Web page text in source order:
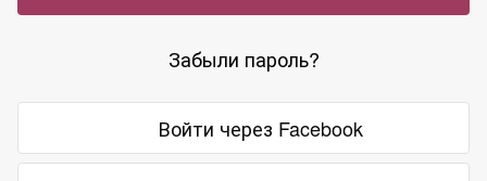
Забыли пароль?
Войти через Facebook